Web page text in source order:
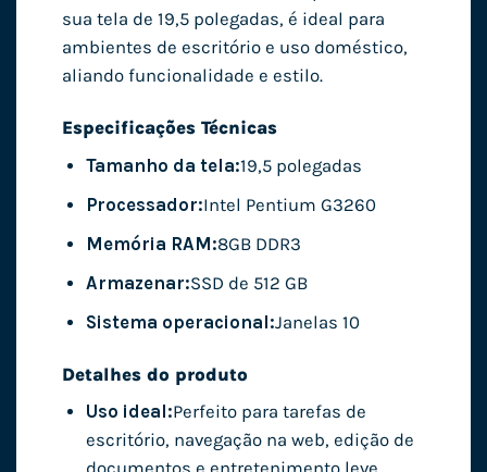
sua tela de 19,5 polegadas, é ideal para
ambientes de escritório e uso doméstico,
aliando funcionalidade e estilo.
Especificações Técnicas
Tamanho da tela:19,5 polegadas
Processador:Intel Pentium G3260
Memória RAM:8GB DDR3
Armazenar:SSD de 512 GB
Sistema operacional:Janelas 10
Detalhes do produto
Uso ideal:Perfeito para tarefas de
escritório, navegação na web, edição de